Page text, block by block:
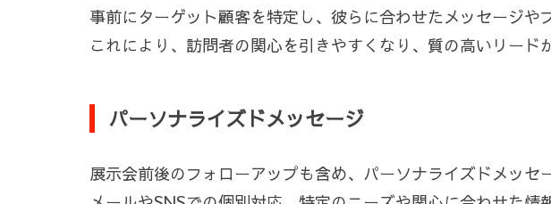
事前にターゲット顧客を特定し、彼らに合わせたメッセージや
これにより、訪問者の関心を引きやすくなり、質の高いリード
パーソナライズドメッセージ
展示会前後のフォローアップも含め、パーソナライズドメッセ